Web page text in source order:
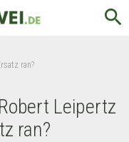
search
ran?
Leipertz
ran?